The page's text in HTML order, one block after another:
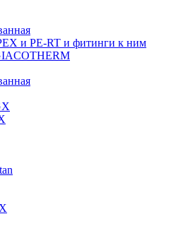
и PE-RT и фитинги к ним